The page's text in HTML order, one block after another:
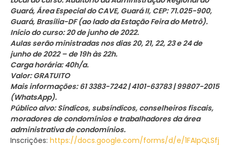
Guará, Área Especial do CAVE, Guará II, CEP: 71.025-900,
Guará, Brasília-DF (ao lado da Estação Feira do Metrô).
Início do curso: 20 de junho de 2022.
Aulas serão ministradas nos dias 20, 21, 22, 23 e 24 de
junho de 2022 – de 19h às 22h.
Carga horária: 40h/a.
Valor: GRATUITO
Mais informações: 61 3383-7242 | 4101-63783 | 99807-2015
(WhatsApp).
Público alvo: Síndicos, subsíndicos, conselheiros fiscais,
moradores de condomínios e trabalhadores da área
administrativa de condomínios.
Inscrições: https://docs.google.com/forms/d/e/1FAIpQLSfj